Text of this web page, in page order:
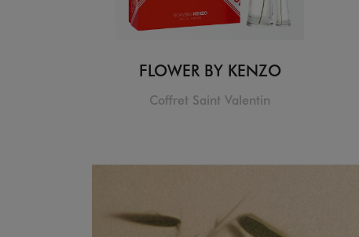
FLOWER BY KENZO
Coffret Saint Valentin